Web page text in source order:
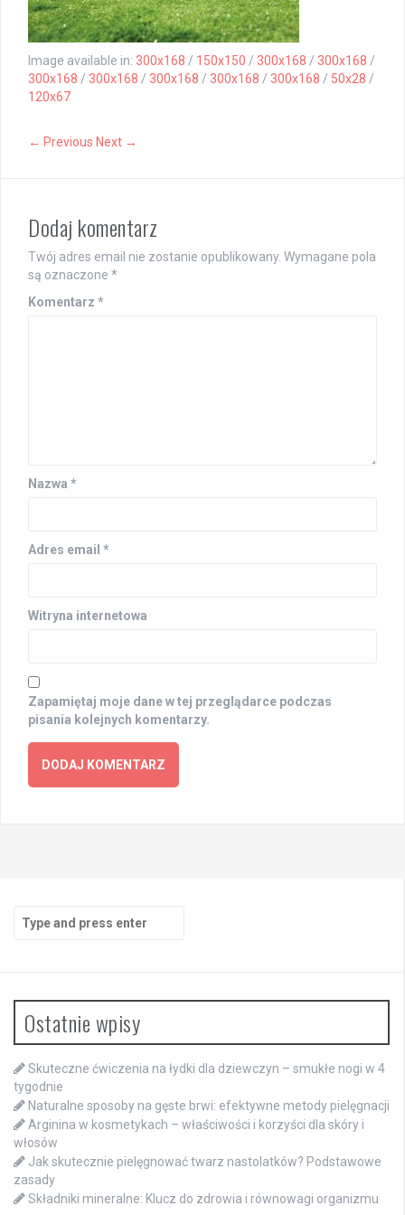
Image available in: 300x168 / 150x150 / 300x168 / 300x168 /
300x168 / 300x168 / 300x168 / 300x168 / 300x168 / 50x28 /
120x67
← Previous Next →
Dodaj komentarz
Twój adres email nie zostanie opublikowany. Wymagane pola
są oznaczone *
Komentarz *
Nazwa *
Adres email *
Witryna internetowa
Zapamiętaj moje dane w tej przeglądarce podczas
pisania kolejnych komentarzy.
for:
Ostatnie wpisy
Skuteczne ćwiczenia na łydki dla dziewczyn – smukłe nogi w 4
tygodnie
Naturalne sposoby na gęste brwi: efektywne metody pielęgnacji
Arginina w kosmetykach – właściwości i korzyści dla skóry i
włosów
Jak skutecznie pielęgnować twarz nastolatków? Podstawowe
zasady
Składniki mineralne: Klucz do zdrowia i równowagi organizmu